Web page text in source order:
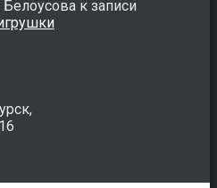
Белоусова к записи